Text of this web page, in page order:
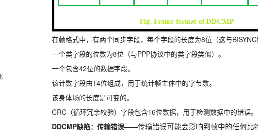
在帧格式中，有两个同步字段，每个字段的长度为8位（这与BISYNC
一个类字段的位数为8位（与PPP协议中的类字段类似）。
一个包含42位的数据字段。
该计数字段由14位组成，用于统计帧主体中的字节数。
该身体场的长度是可变的。
CRC（循环冗余校验）字段包含16位数据，用于检测数据中的错误。
DDCMP缺陷：传输错误——传输错误可能会影响到帧中的任何比